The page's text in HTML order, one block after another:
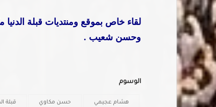
لقاء خاص بموقع ومنتديات قبلة
وحسن شعيب .
الوسوم
هشام عجيمي حسن مكاوي قبلة